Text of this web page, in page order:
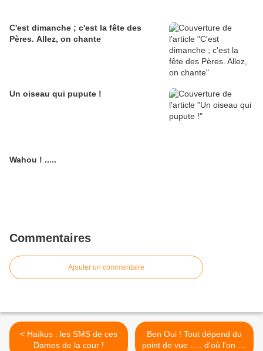
C'est dimanche ; c'est la fête des
Pères. Allez, on chante
Un oiseau qui pupute !
Wahou ! .....
Commentaires
Ajouter un commentaire
< Haïkus : les SMS de ces
Dames de la cour !
Ben Oui ! Tout dépend du
point de vue ..... d'où l'on se